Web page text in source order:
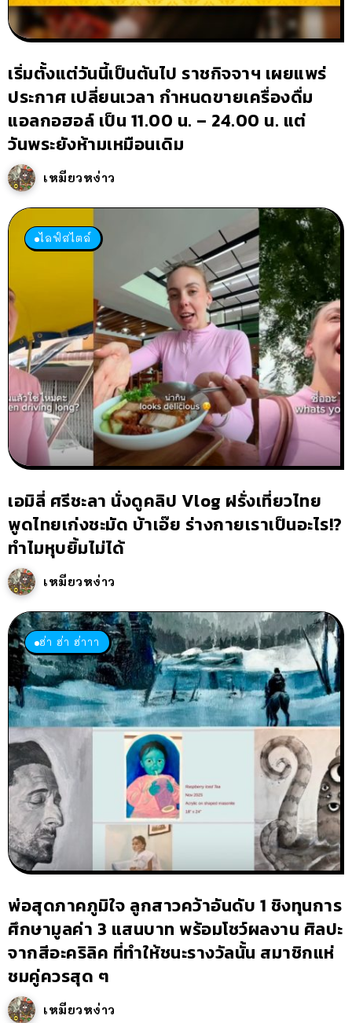
เริ่มตั้งแต่วันนี้เป็นต้นไป ราชกิจจาฯ เผยแพร่
ประกาศ เปลี่ยนเวลา กำหนดขายเครื่องดื่ม
แอลกอฮอล์ เป็น 11.00 น. – 24.00 น. แต่
วันพระยังห้ามเหมือนเดิม
เหมียวหง่าว
ไลฟ์สไตล์
เอมิลี่ ศรีชะลา นั่งดูคลิป Vlog ฝรั่งเที่ยวไทย
พูดไทยเก่งชะมัด บ้าเอ๊ย ร่างกายเราเป็นอะไร!?
ทำไมหุบยิ้มไม่ได้
เหมียวหง่าว
ฮ่า ฮ่า ฮ่าาา
พ่อสุดภาคภูมิใจ ลูกสาวคว้าอันดับ 1 ชิงทุนการ
ศึกษามูลค่า 3 แสนบาท พร้อมโชว์ผลงาน ศิลปะ
จากสีอะคริลิค ที่ทำให้ชนะรางวัลนั้น สมาชิกแห่
ชมคู่ควรสุด ๆ
เหมียวหง่าว